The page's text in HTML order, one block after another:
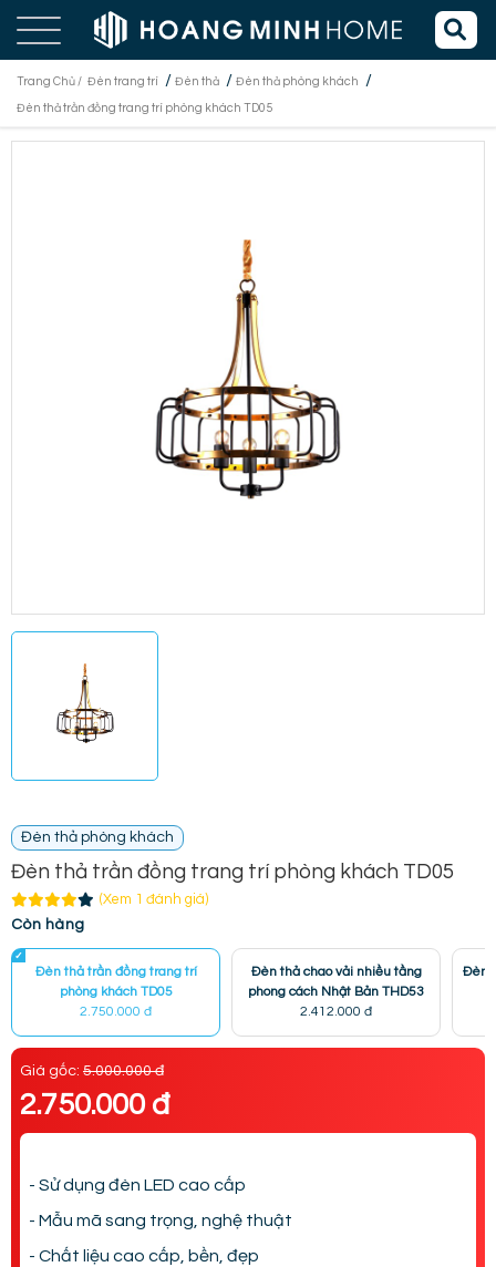
Trang Chủ / Đèn trang trí / Đèn thả / Đèn thả phòng khách /
Đèn thả trần đồng trang trí phòng khách TD05
Đèn thả phòng khách
Đèn thả trần đồng trang trí phòng khách TD05
(Xem 1 đánh giá)
Còn hàng
Đèn thả trần đồng trang trí
phòng khách TD05
2.750.000 đ
Đèn thả chao vải nhiều tầng
phong cách Nhật Bản THD53
2.412.000 đ
Đèn
Giá gốc: 5.000.000 đ
2.750.000 đ
- Sử dụng đèn LED cao cấp
- Mẫu mã sang trọng, nghệ thuật
- Chất liệu cao cấp, bền, đẹp